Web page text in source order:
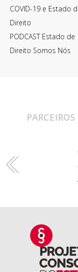
COVID-19 e Estado
Direito
PODCAST Estado de
Direito Somos Nós